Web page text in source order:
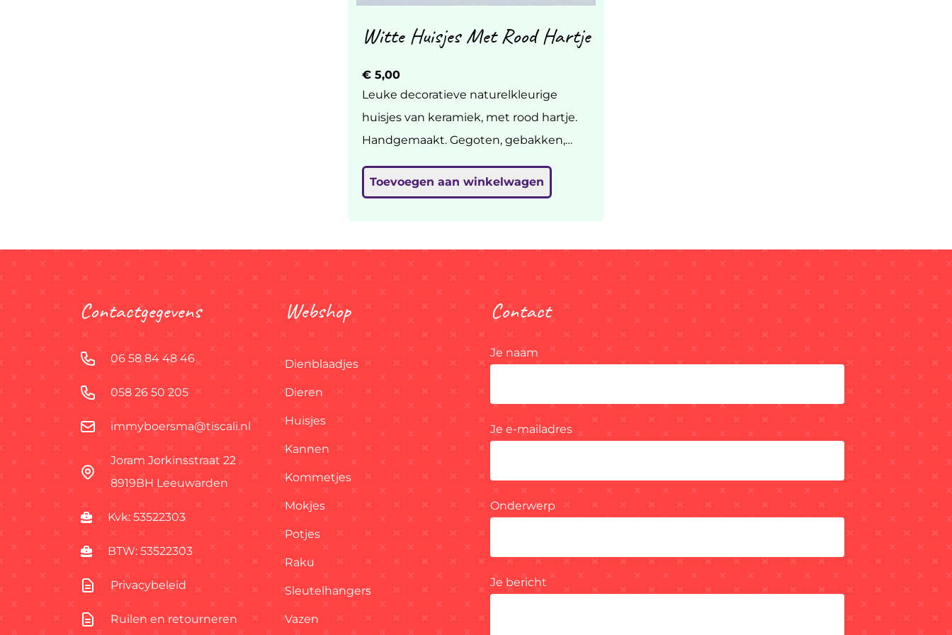
Witte Huisjes Met Rood Hartje
€5,00
Leuke decoratieve naturelkleurige
huisjes van keramiek, met rood hartje.
Handgemaakt. Gegoten, gebakken,
geglazuurd op 1040 graden. H 4,5 tot 9
cm, br 3 tot 5 cm. €5 per stuk, geef in
Toevoegen aan winkelwagen
Contactgegevens
06 58 84 48 46
058 26 50 205
immyboersma@tiscali.nl
Joram Jorkinsstraat 22
8919BH Leeuwarden
Kvk: 53522303
BTW: 53522303
Privacybeleid
Ruilen en retourneren
Webshop
Dienblaadjes
Dieren
Huisjes
Kannen
Kommetjes
Mokjes
Potjes
Raku
Sleutelhangers
Vazen
Contact
Je naam
Je e-mailadres
Onderwerp
Je bericht